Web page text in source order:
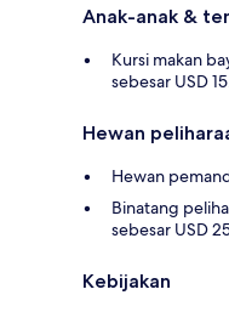
Anak-anak &
Kursi makan
sebesar USD
Hewan
Hewan
Binatang
sebesar USD
Kebijakan